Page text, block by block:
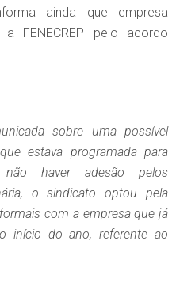
ainda que empresa
FENECREP pelo acordo
sobre uma possível
estava programada para
haver adesão pelos
o sindicato optou pela
com a empresa que já
início do ano, referente ao